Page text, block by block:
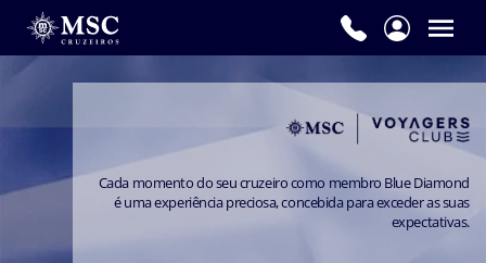
Cada momento do seu cruzeiro como membro Blue Diamond
é uma experiência preciosa, concebida para exceder as suas
expectativas.